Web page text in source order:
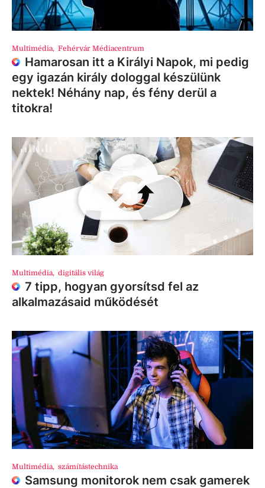
Multimédia, Fehérvár Médiacentrum
Hamarosan itt a Királyi Napok, mi pedig
egy igazán király dologgal készülünk
nektek! Néhány nap, és fény derül a
titokra!
Multimédia, digitális világ
7 tipp, hogyan gyorsítsd fel az
alkalmazásaid működését
Multimédia, számítástechnika
Samsung monitorok nem csak gamerek